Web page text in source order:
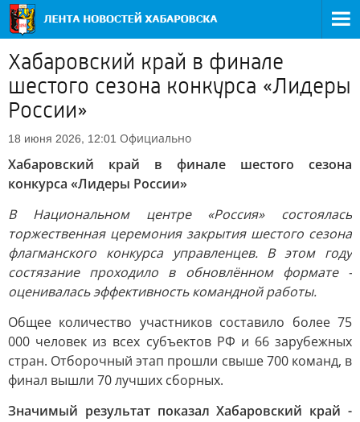
Хабаровский край в финале
шестого сезона конкурса «Лидеры
России»
18 июня 2026, 12:01 Официально
Хабаровский край в финале шестого сезона
конкурса «Лидеры России»
В Национальном центре «Россия» состоялась
торжественная церемония закрытия шестого сезона
флагманского конкурса управленцев. В этом году
состязание проходило в обновлённом формате -
оценивалась эффективность командной работы.
Общее количество участников составило более 75
000 человек из всех субъектов РФ и 66 зарубежных
стран. Отборочный этап прошли свыше 700 команд, в
финал вышли 70 лучших сборных.
Значимый результат показал Хабаровский край -